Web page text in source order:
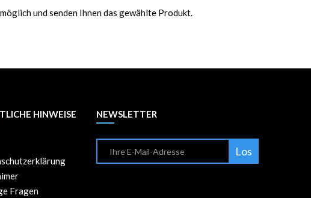
und senden Ihnen das gewählte Produkt.
HINWEISE
Fragen
NEWSLETTER
Los